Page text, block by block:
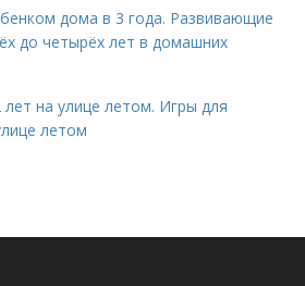
дома в 3 года. Развивающие
до четырёх лет в домашних
на улице летом. Игры для
летом